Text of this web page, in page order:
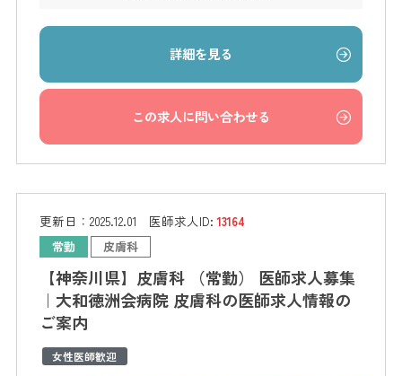
詳細を見る
この求人に問い合わせる
更新日： 2025.12.01 医師求人ID:13164
常勤 皮膚科
【神奈川県】皮膚科 （常勤） 医師求人募集
｜大和徳洲会病院 皮膚科の医師求人情報の
ご案内
女性医師歓迎